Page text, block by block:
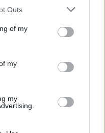
Outs
of my
my
my
γεύση χωρίς